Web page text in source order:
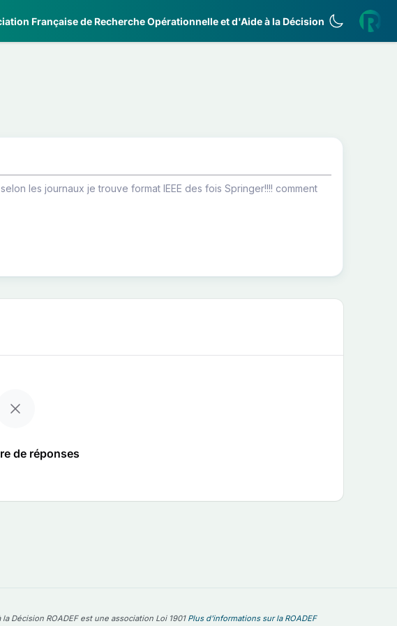
Française de Recherche Opérationnelle et d'Aide à la Décision
les journaux je trouve format IEEE des fois Springer!!!! comment
de réponses
Décision ROADEF est une association Loi 1901 Plus d'informations sur la ROADEF